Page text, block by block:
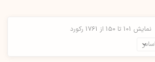
نمایش 101 تا 150 از 1761 رکورد